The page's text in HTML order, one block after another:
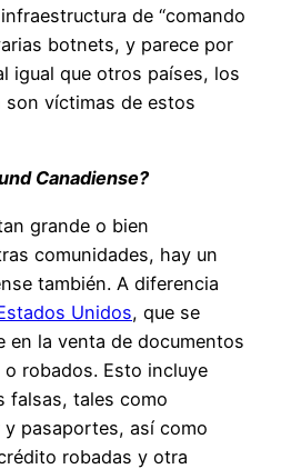
de “comando
botnets, y parece por
igual que otros países, los
son víctimas de estos
Canadiense?
grande o bien
comunidades, hay un
también. A diferencia
Unidos, que se
en la venta de documentos
robados. Esto incluye
falsas, tales como
pasaportes, así como
robadas y otra